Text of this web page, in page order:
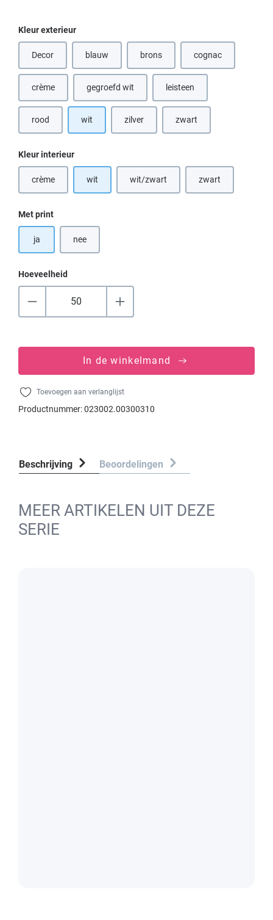
Selecteer
Kleur exterieur
Decor(Deze optie is momenteel niet beschikbaar.)
blauw brons
(Deze optie is momenteel niet
cognac(Deze optie is
crème gegroefd wit(Deze optie is momenteel niet beschikbaar.)
leisteen
(Deze optie is momenteel
rood(Deze optie is momenteel niet beschikbaar.)
wit zilver(Deze optie is momenteel niet
zwart(Deze optie is momenteel
Selecteer
Kleur interieur
crème(Deze optie is momenteel niet beschikbaar.)
wit wit/zwart(Deze optie is momenteel niet
zwart(Deze optie is
Selecteer
Met print
ja nee
Hoeveelheid
In de winkelmand
Toevoegen aan verlanglijst
Productnummer:023002.00300310
Beschrijving Beoordelingen
MEER ARTIKELEN UIT DEZE
SERIE